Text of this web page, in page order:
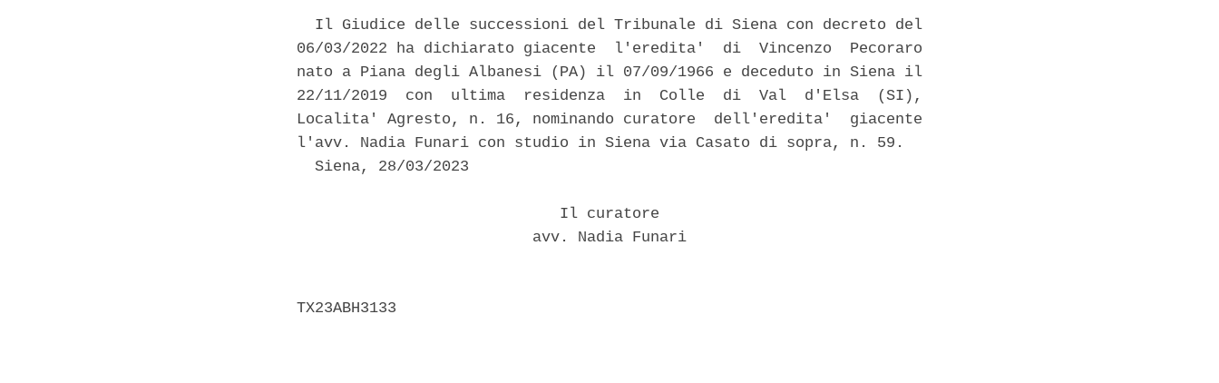
  Il Giudice delle successioni del Tribunale di Siena con decreto del
06/03/2022 ha dichiarato giacente  l'eredita'  di  Vincenzo  Pecoraro
nato a Piana degli Albanesi (PA) il 07/09/1966 e deceduto in Siena il
22/11/2019  con  ultima  residenza  in  Colle  di  Val  d'Elsa  (SI),
Localita' Agresto, n. 16, nominando curatore  dell'eredita'  giacente
l'avv. Nadia Funari con studio in Siena via Casato di sopra, n. 59.
  Siena, 28/03/2023
                             Il curatore
                          avv. Nadia Funari